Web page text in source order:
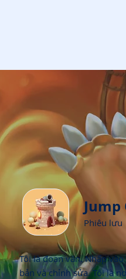
Jump
Phiêu lưu
Tôi là đoạn văn. Nhấp
bản và chỉnh sửa. Tôi là